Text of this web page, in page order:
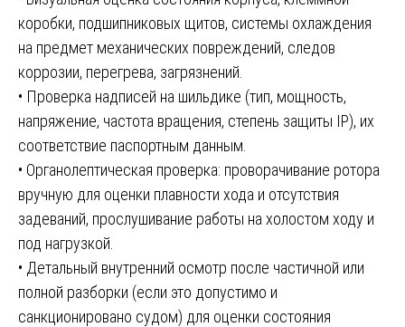
коробки, подшипниковых щитов, системы охлаждения
на предмет механических повреждений, следов
коррозии, перегрева, загрязнений.
• Проверка надписей на шильдике (тип, мощность,
напряжение, частота вращения, степень защиты IP), их
соответствие паспортным данным.
• Органолептическая проверка: проворачивание ротора
вручную для оценки плавности хода и отсутствия
задеваний, прослушивание работы на холостом ходу и
под нагрузкой.
• Детальный внутренний осмотр после частичной или
полной разборки (если это допустимо и
санкционировано судом) для оценки состояния